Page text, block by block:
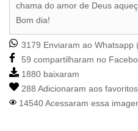
chama do amor de Deus
Bom dia!
3179 Enviaram ao Whatsapp
59 compartilharam no
1880 baixaram
288 Adicionaram aos
14540 Acessaram essa